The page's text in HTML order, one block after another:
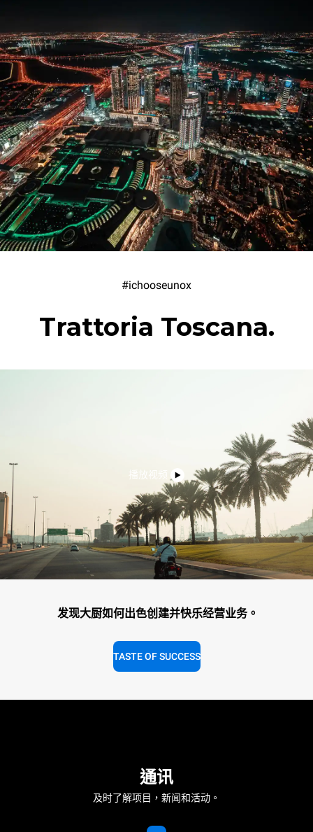
#ichooseunox
Trattoria Toscana.
播放视频
发现大厨如何出色创建并快乐经营业务。
TASTE OF SUCCESS
通讯
及时了解项目，新闻和活动。